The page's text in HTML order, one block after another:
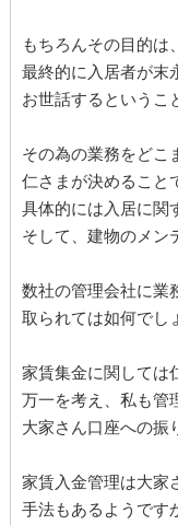
もちろんその目的は、
最終的に入居者が末
お世話するというこ
その為の業務をどこ
仁さまが決めること
具体的には入居に関
そして、建物のメン
数社の管理会社に業
取られては如何でし
家賃集金に関しては
万一を考え、私も管
大家さん口座への振
家賃入金管理は大家
手法もあるようです